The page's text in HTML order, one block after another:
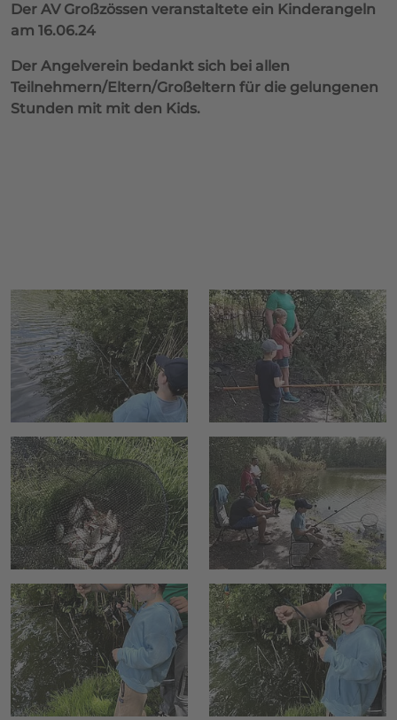
Der AV Großzössen veranstaltete ein Kinderangeln
am 16.06.24
Der Angelverein bedankt sich bei allen
Teilnehmern/Eltern/Großeltern für die gelungenen
Stunden mit mit den Kids.